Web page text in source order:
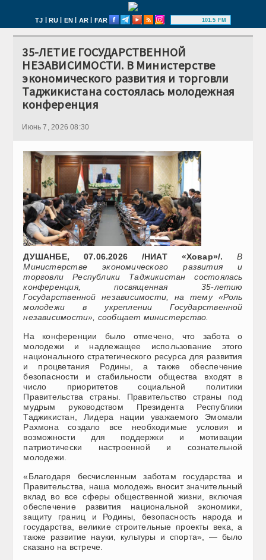
TJ | RU | EN | AR | FAR 101.5 FM
35-ЛЕТИЕ ГОСУДАРСТВЕННОЙ
НЕЗАВИСИМОСТИ. В Министерстве
экономического развития и торговли
Таджикистана состоялась молодежная
конференция
Июнь 7, 2026 08:30
ДУШАНБЕ, 07.06.2026 /НИАТ «Ховар»/.
В
Министерстве экономического развития и
торговли Республики Таджикистан состоялась
конференция, посвященная 35-летию
Государственной независимости, на тему «Роль
молодежи в укреплении Государственной
независимости», сообщает министерство.
На конференции было отмечено, что забота о
молодежи и надлежащее использование этого
национального стратегического ресурса для развития
и процветания Родины, а также обеспечение
безопасности и стабильности общества входят в
число приоритетов социальной политики
Правительства страны. Правительство страны под
мудрым руководством Президента Республики
Таджикистан, Лидера нации уважаемого Эмомали
Рахмона создало все необходимые условия и
возможности для поддержки и мотивации
патриотически настроенной и сознательной
молодежи.
«Благодаря бесчисленным заботам государства и
Правительства, наша молодежь вносит значительный
вклад во все сферы общественной жизни, включая
обеспечение развития национальной экономики,
защиту границ и Родины, безопасность народа и
государства, великие строительные проекты века, а
также развитие науки, культуры и спорта», — было
сказано на встрече.